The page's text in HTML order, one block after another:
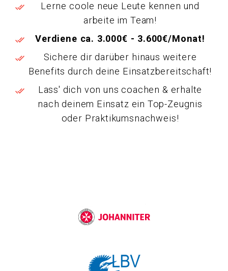
Lerne coole neue Leute kennen und
arbeite im Team!
Verdiene ca. 3.000€ - 3.600€/Monat!
Sichere dir darüber hinaus weitere
Benefits durch deine Einsatzbereitschaft!
Lass' dich von uns coachen & erhalte
nach deinem Einsatz ein Top-Zeugnis
oder Praktikumsnachweis!